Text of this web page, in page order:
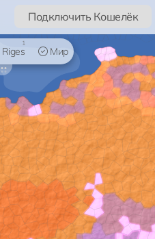
Подключить Кошелёк
1
Мир